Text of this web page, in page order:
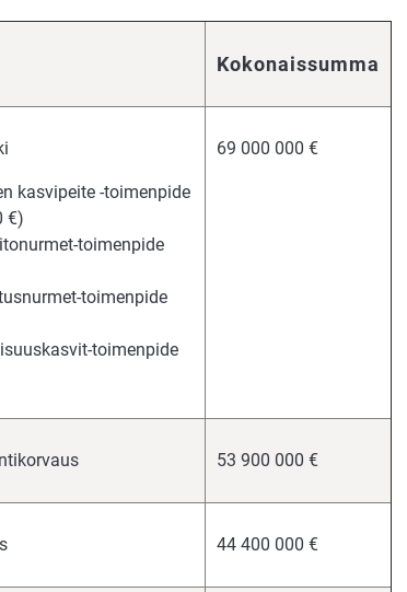
Kokonaissumma
kasvipeite -toimenpide
€)
toimenpide
toimenpide
toimenpide
69 000 000 €
53 900 000 €
44 400 000 €